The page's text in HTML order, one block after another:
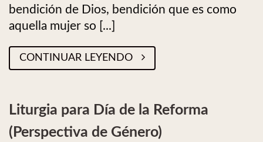
bendición de Dios, bendición que es como
aquella mujer so [...]
CONTINUAR LEYENDO
Liturgia para Día de la Reforma
(Perspectiva de Género)